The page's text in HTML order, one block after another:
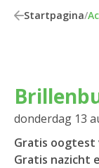
Startpagina/
donderdag 13
Gratis oogtest
Gratis nazicht